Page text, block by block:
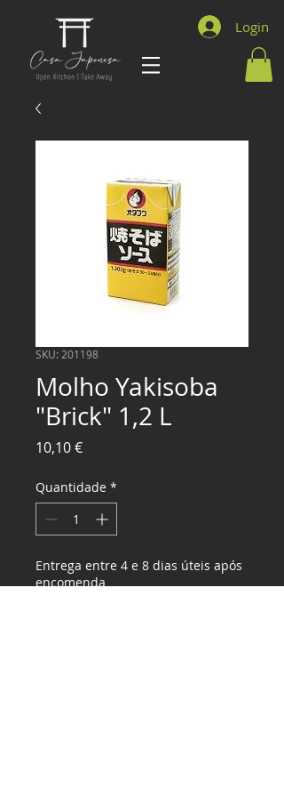
Login
SKU: 201198
Molho Yakisoba
"Brick" 1,2 L
10,10 €Preço
Quantidade *
Entrega entre 4 e 8 dias úteis após
encomenda